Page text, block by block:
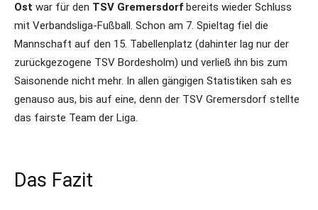
Ost war für den TSV Gremersdorf bereits wieder Schluss
mit Verbandsliga-Fußball. Schon am 7. Spieltag fiel die
Mannschaft auf den 15. Tabellenplatz (dahinter lag nur der
zurückgezogene TSV Bordesholm) und verließ ihn bis zum
Saisonende nicht mehr. In allen gängigen Statistiken sah es
genauso aus, bis auf eine, denn der TSV Gremersdorf stellte
das fairste Team der Liga.
Das Fazit